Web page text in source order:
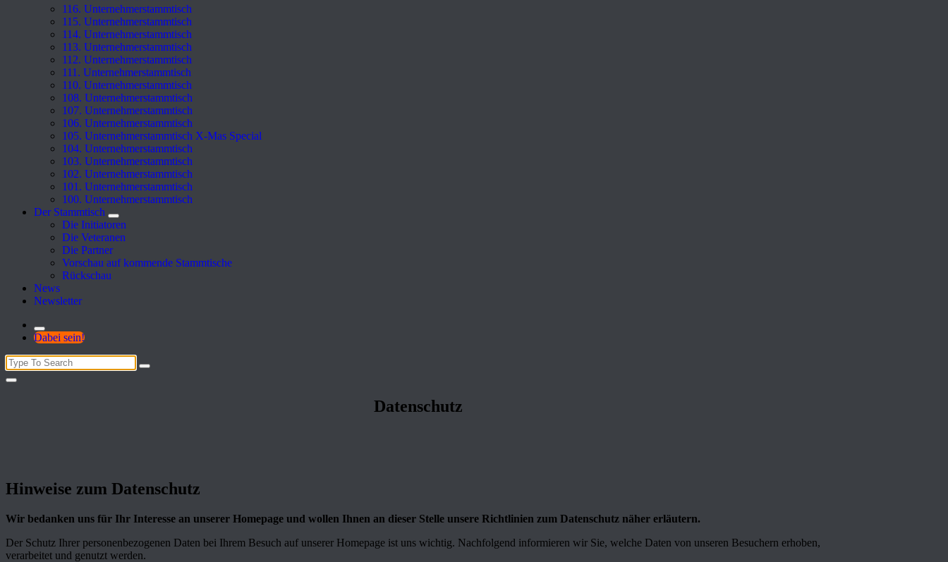
116. Unternehmerstammtisch
115. Unternehmerstammtisch
114. Unternehmerstammtisch
113. Unternehmerstammtisch
112. Unternehmerstammtisch
111. Unternehmerstammtisch
110. Unternehmerstammtisch
108. Unternehmerstammtisch
107. Unternehmerstammtisch
106. Unternehmerstammtisch
105. Unternehmerstammtisch X-Mas Special
104. Unternehmerstammtisch
103. Unternehmerstammtisch
102. Unternehmerstammtisch
101. Unternehmerstammtisch
100. Unternehmerstammtisch
Der Stammtisch
Die Initiatoren
Die Veteranen
Die Partner
Vorschau auf kommende Stammtische
Rückschau
News
Newsletter
Dabei sein!
Search
for:
Datenschutz
Hinweise zum Datenschutz
Wir bedanken uns für Ihr Interesse an unserer Homepage und wollen Ihnen an dieser Stelle unsere Richtlinien zum Datenschutz näher erläutern.
Der Schutz Ihrer personenbezogenen Daten bei Ihrem Besuch auf unserer Homepage ist uns wichtig. Nachfolgend informieren wir Sie, welche Daten von unseren Besuchern erhoben,
verarbeitet und genutzt werden.